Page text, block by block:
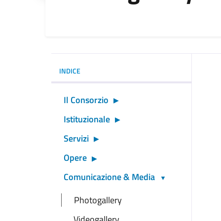
INDICE
Il Consorzio
Istituzionale
Servizi
Opere
Comunicazione & Media
Photogallery